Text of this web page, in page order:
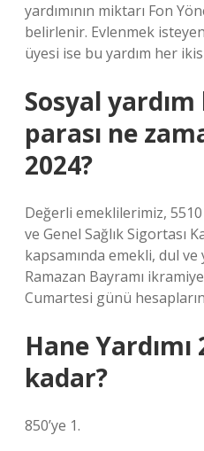
yardımının miktarı Fon
belirlenir. Evlenmek
üyesi ise bu yardım her
Sosyal
parası ne
2024?
Değerli emeklilerimiz, 5510
ve Genel Sağlık Sigortası
kapsamında emekli, dul
Ramazan Bayramı
Cumartesi günü
Hane Yardımı
kadar?
850’ye 1.